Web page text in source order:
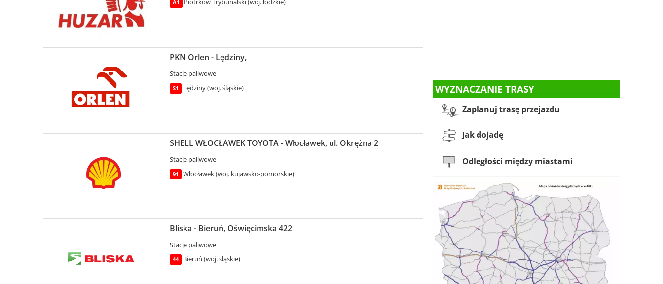
A1 Piotrków Trybunalski (woj. łódzkie)
PKN Orlen - Lędziny,
Stacje paliwowe
S1 Lędziny (woj. śląskie)
SHELL WŁOCŁAWEK TOYOTA - Włocławek, ul. Okrężna 2
Stacje paliwowe
91 Włocławek (woj. kujawsko-pomorskie)
Bliska - Bieruń, Oświęcimska 422
Stacje paliwowe
44 Bieruń (woj. śląskie)
WYZNACZANIE TRASY
Zaplanuj trasę przejazdu
Jak dojadę
Odległości między miastami